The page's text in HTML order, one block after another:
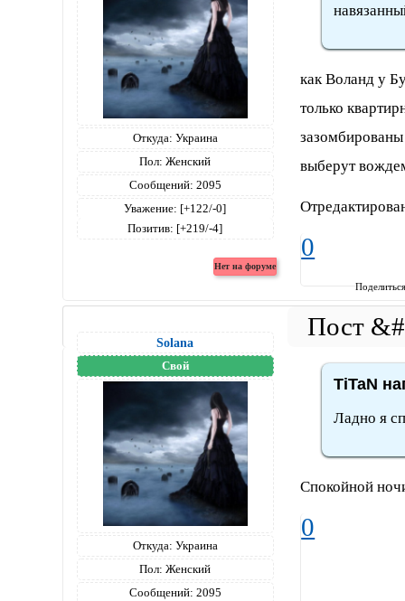
Откуда: Украина
Пол: Женский
Сообщений: 2095
Уважение: [+122/-0]
Позитив: [+219/-4]
как Воланд у
только
зазомбированы
выберут
0
Solana
Свой
Откуда: Украина
Пол: Женский
Сообщений: 2095
TiTaN
Ладно я
Спокойной
0